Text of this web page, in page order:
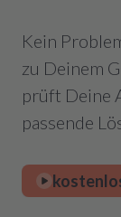
Kein
zu Deinem
prüft Deine
passende